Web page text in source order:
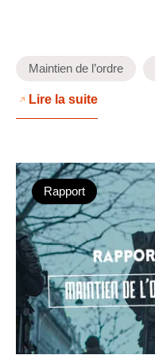
Maintien de l’ordre
Lire la suite
Rapport